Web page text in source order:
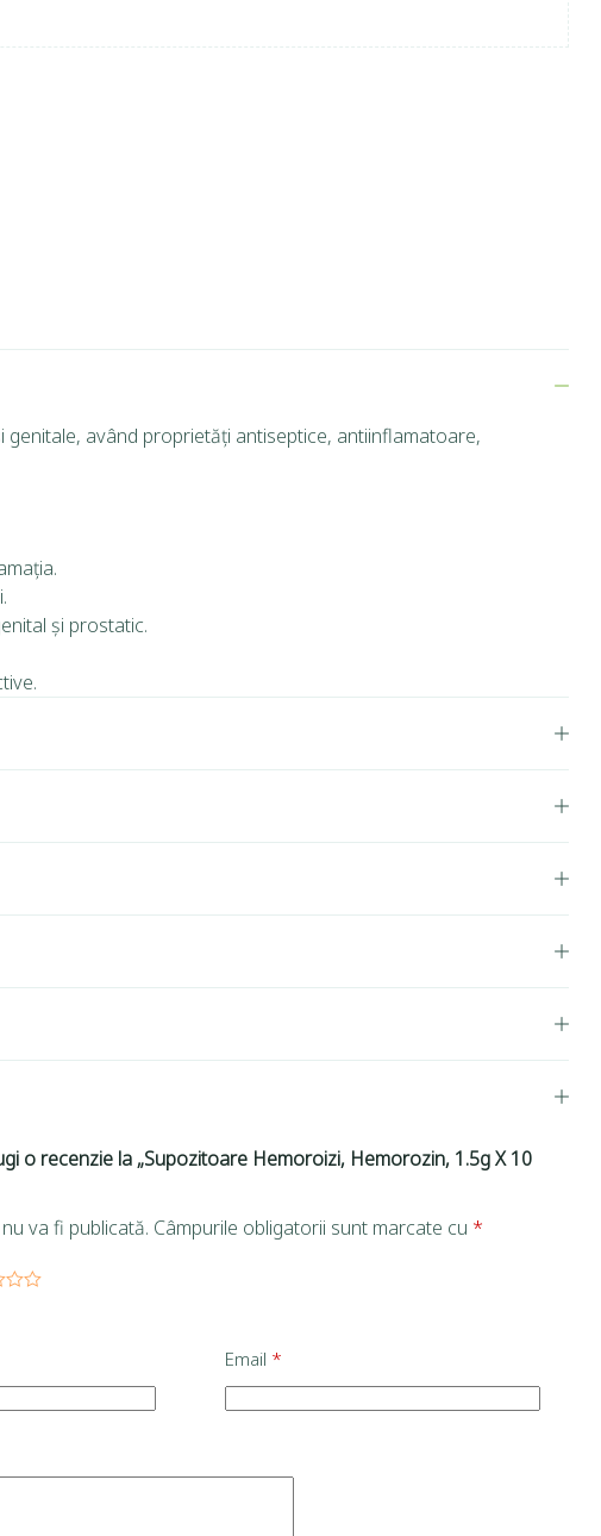
având proprietăți antiseptice, antiinflamatoare,
și prostatic.
o recenzie la „Supozitoare Hemoroizi, Hemorozin, 1.5g X 10
va fi publicată. Câmpurile obligatorii sunt marcate cu *
Email *